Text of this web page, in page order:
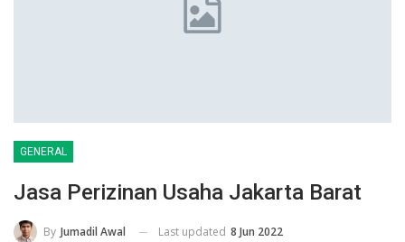
GENERAL
Jasa Perizinan Usaha Jakarta Barat
By Jumadil Awal Last updated 8 Jun 2022